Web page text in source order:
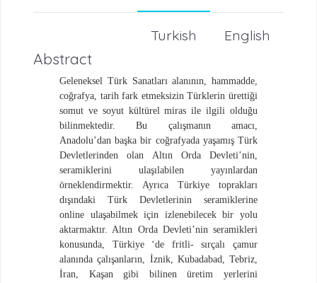
English
Turkish
Abstract
Geleneksel Türk Sanatları alanının, hammadde,
coğrafya, tarih fark etmeksizin Türklerin ürettiği
somut ve soyut kültürel miras ile ilgili olduğu
bilinmektedir. Bu çalışmanın amacı,
Anadolu’dan başka bir coğrafyada yaşamış Türk
Devletlerinden olan Altın Orda Devleti’nin,
seramiklerini ulaşılabilen yayınlardan
örneklendirmektir. Ayrıca Türkiye toprakları
dışındaki Türk Devletlerinin seramiklerine
online ulaşabilmek için izlenebilecek bir yolu
aktarmaktır. Altın Orda Devleti’nin seramikleri
konusunda, Türkiye ‘de fritli- sırçalı çamur
alanında çalışanların, İznik, Kubadabad, Tebriz,
İran, Kaşan gibi bilinen üretim yerlerini